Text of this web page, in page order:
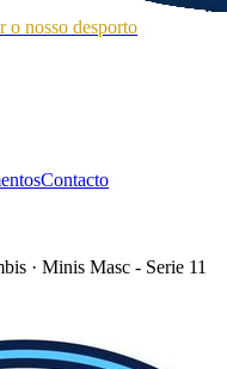
o nosso desporto
Contacto
· Minis Masc - Serie 11